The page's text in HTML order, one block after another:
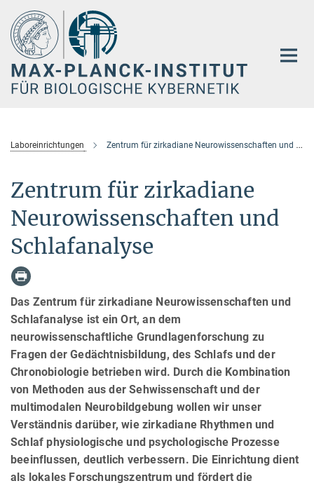
Hauptinhalt
Laboreinrichtungen Zentrum für zirkadiane Neurowissenschaften und Schlafanalyse
Zentrum für zirkadiane
Neurowissenschaften und
Schlafanalyse
Das Zentrum für zirkadiane Neurowissenschaften und
Schlafanalyse ist ein Ort, an dem
neurowissenschaftliche Grundlagenforschung zu
Fragen der Gedächtnisbildung, des Schlafs und der
Chronobiologie betrieben wird. Durch die Kombination
von Methoden aus der Sehwissenschaft und der
multimodalen Neurobildgebung wollen wir unser
Verständnis darüber, wie zirkadiane Rhythmen und
Schlaf physiologische und psychologische Prozesse
beeinflussen, deutlich verbessern. Die Einrichtung dient
als lokales Forschungszentrum und fördert die